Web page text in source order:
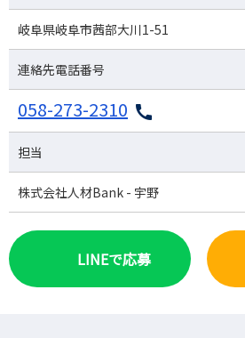
岐阜県岐阜市茜部大川1-51
連絡先電話番号
058-273-2310
担当
株式会社人材Bank - 宇野
LINEで応募